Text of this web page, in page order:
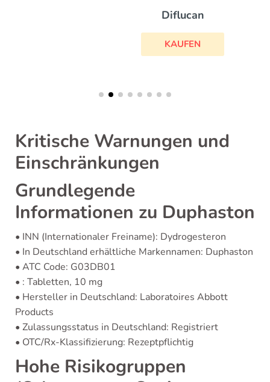
Kritische Warnungen und
Einschränkungen
Grundlegende
Informationen zu Duphaston
• INN (Internationaler Freiname): Dydrogesteron
• In Deutschland erhältliche Markennamen: Duphaston
• ATC Code: G03DB01
• : Tabletten, 10 mg
• Hersteller in Deutschland: Laboratoires Abbott
Products
• Zulassungsstatus in Deutschland: Registriert
• OTC/Rx-Klassifizierung: Rezeptpflichtig
Hohe Risikogruppen